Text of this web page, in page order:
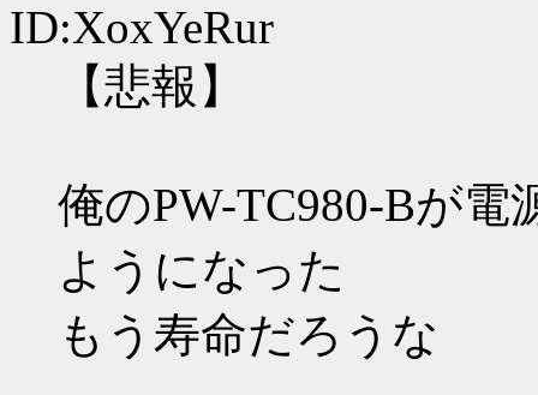
ID:XoxYeRur
【悲報】
俺のPW-TC980-Bが
ようになった
もう寿命だろうな